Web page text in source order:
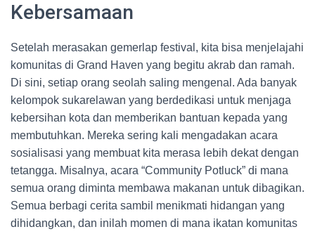
Kebersamaan
Setelah merasakan gemerlap festival, kita bisa menjelajahi
komunitas di Grand Haven yang begitu akrab dan ramah.
Di sini, setiap orang seolah saling mengenal. Ada banyak
kelompok sukarelawan yang berdedikasi untuk menjaga
kebersihan kota dan memberikan bantuan kepada yang
membutuhkan. Mereka sering kali mengadakan acara
sosialisasi yang membuat kita merasa lebih dekat dengan
tetangga. Misalnya, acara “Community Potluck” di mana
semua orang diminta membawa makanan untuk dibagikan.
Semua berbagi cerita sambil menikmati hidangan yang
dihidangkan, dan inilah momen di mana ikatan komunitas